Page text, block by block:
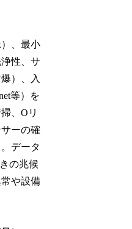
、最小
性、サ
）、入
等）を
、Oリ
ーの確
データ
の兆候
や設備